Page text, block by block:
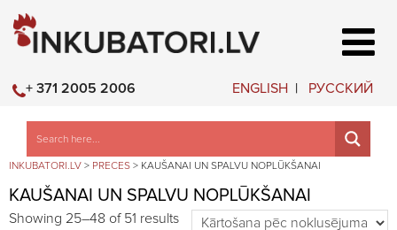
ENGLISH РУССКИЙ
+ 371 2005 2006
INKUBATORI.LV > PRECES > KAUŠANAI UN SPALVU NOPLŪKŠANAI
KAUŠANAI UN SPALVU NOPLŪKŠANAI
Showing 25–48 of 51 results